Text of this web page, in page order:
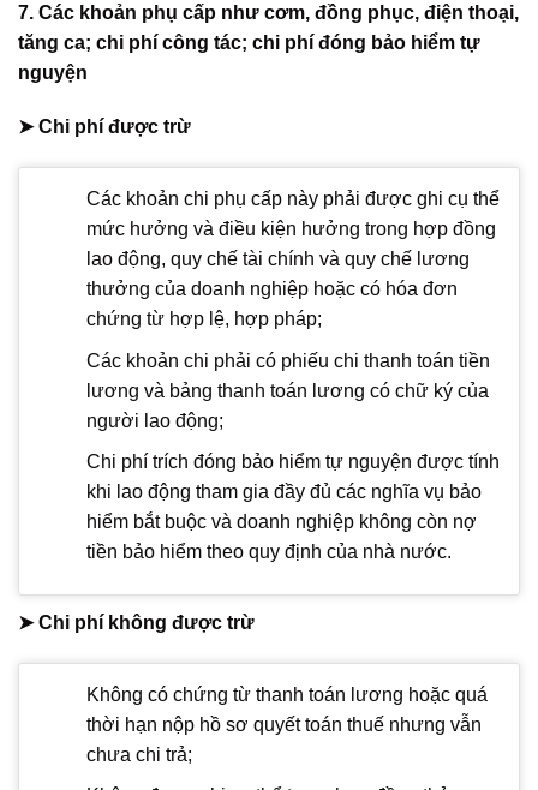
7. Các khoản phụ cấp như cơm, đồng phục, điện thoại,
tăng ca; chi phí công tác; chi phí đóng bảo hiểm tự
nguyện
➤ Chi phí được trừ
Các khoản chi phụ cấp này phải được ghi cụ thể
mức hưởng và điều kiện hưởng trong hợp đồng
lao động, quy chế tài chính và quy chế lương
thưởng của doanh nghiệp hoặc có hóa đơn
chứng từ hợp lệ, hợp pháp;
Các khoản chi phải có phiếu chi thanh toán tiền
lương và bảng thanh toán lương có chữ ký của
người lao động;
Chi phí trích đóng bảo hiểm tự nguyện được tính
khi lao động tham gia đầy đủ các nghĩa vụ bảo
hiểm bắt buộc và doanh nghiệp không còn nợ
tiền bảo hiểm theo quy định của nhà nước.
➤ Chi phí không được trừ
Không có chứng từ thanh toán lương hoặc quá
thời hạn nộp hồ sơ quyết toán thuế nhưng vẫn
chưa chi trả;